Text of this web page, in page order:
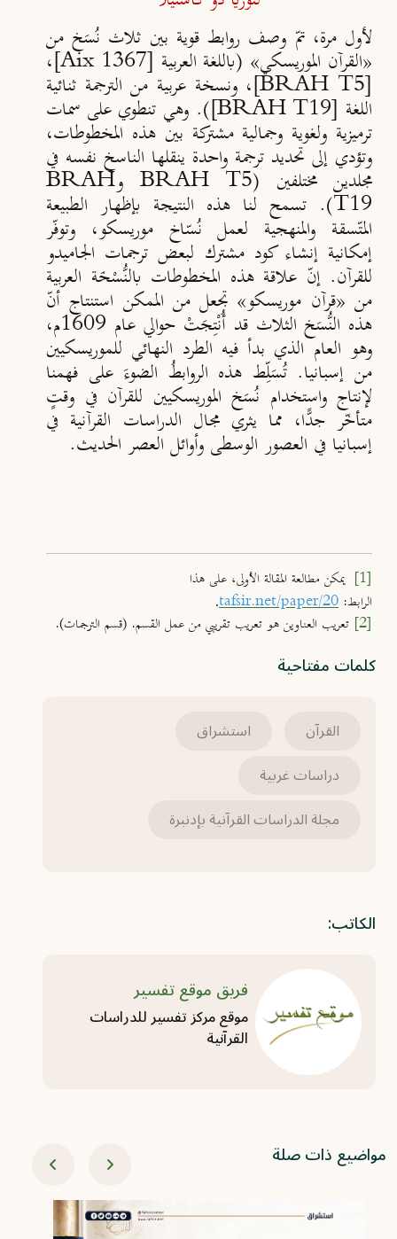
لأول مرة، تمّ وصف روابط قوية بين ثلاث نُسَخ من
«القرآن الموريسكي» (باللغة العربية [Aix 1367]،
[
BRAH T5]، ونسخة عربية من الترجمة ثنائية
اللغة [BRAH T19]). وهي تنطوي على سمات
ترميزية ولغوية وجمالية مشتركة بين هذه المخطوطات،
وتؤدي إلى تحديد ترجمة واحدة ينقلها الناسخ نفسه في
مجلدين مختلفين (BRAH T5 وBRAH
T19). تسمح لنا هذه النتيجة بإظهار الطبيعة
المتّسقة والمنهجية لعمل نُسّاخ موريسكو، وتوفّر
إمكانية إنشاء كود مشترك لبعض ترجمات الجاميدو
للقرآن. إنّ علاقة هذه المخطوطات بالنُّسْخَة العربية
من «قرآن موريسكو» تجعل من الممكن استنتاج أنّ
هذه النُّسَخ الثلاث قد أُنْتِجَتْ حوالي عام 1609م،
وهو العام الذي بدأ فيه الطرد النهائي للموريسكيين
من إسبانيا. تُسَلِّط هذه الروابطُ الضوءَ على فهمنا
لإنتاج واستخدام نُسَخ الموريسكيين للقرآن في وقتٍ
متأخّر جدًّا، مما يثري مجال الدراسات القرآنية في
إسبانيا في العصور الوسطى وأوائل العصر الحديث.
[1]
يمكن مطالعة المقالة الأولى، على هذا
الرابط: tafsir.net/paper/20
.
[2] تعريب العناوين هو تعريب تقريبي من عمل القسم. (قسم الترجمات).
كلمات مفتاحية
القرآن
استشراق
دراسات غربية
مجلة الدراسات القرآنية بإدنبرة
الكاتب:
فريق موقع تفسير
موقع مركز تفسير للدراسات
القرآنية
مواضيع ذات صلة